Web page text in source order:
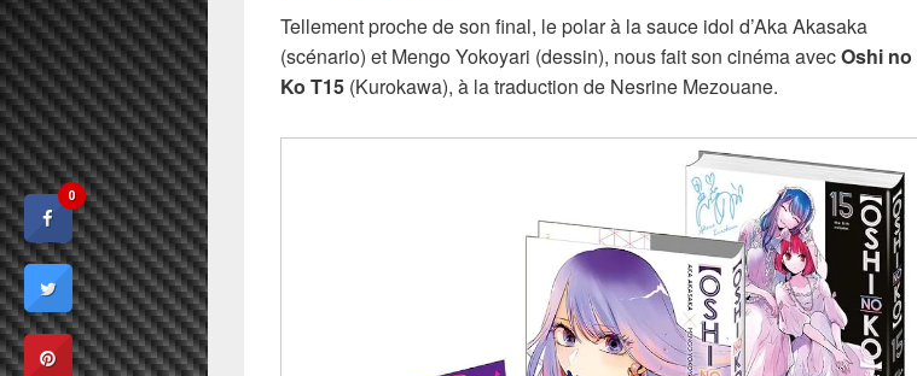
Tellement proche de son final, le polar à la sauce idol d’Aka Akasaka
(scénario) et Mengo Yokoyari (dessin), nous fait son cinéma avecOshi no
Ko T15 (Kurokawa), à la traduction de Nesrine Mezouane.
0